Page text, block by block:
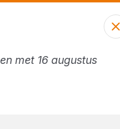
met 16 augustus